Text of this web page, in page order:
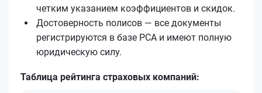
четким указанием коэффициентов и скидок.
Достоверность полисов — все документы
регистрируются в базе РСА и имеют полную
юридическую силу.
Таблица рейтинга страховых компаний: